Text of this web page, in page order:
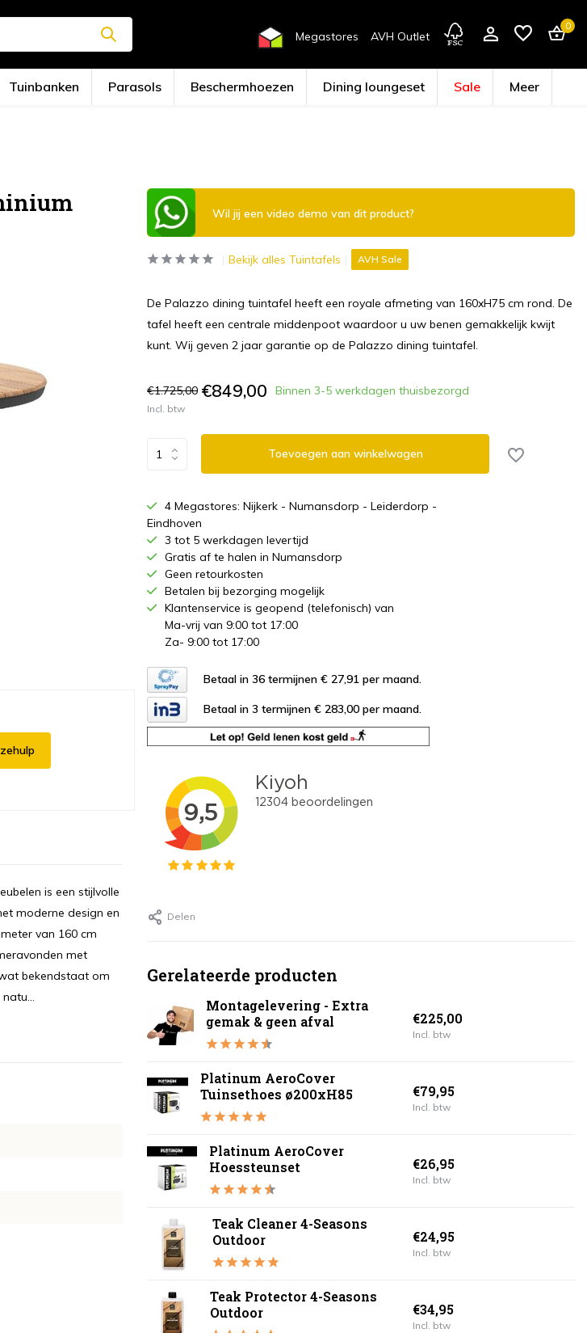
Megastores AVH Outlet
0
Tuinbanken Parasols Beschermhoezen Dining loungeset Sale Meer
is een stijlvolle
moderne design en
van 160 cm
met
bekendstaat om
Wil jij een video demo van dit product?
Bekijk alles Tuintafels AVH Sale
De Palazzo dining tuintafel heeft een royale afmeting van 160xH75 cm rond. De
tafel heeft een centrale middenpoot waardoor u uw benen gemakkelijk kwijt
kunt. Wij geven 2 jaar garantie op de Palazzo dining tuintafel.
€1.725,00 €849,00 Binnen 3-5 werkdagen thuisbezorgd
Incl. btw
Toevoegen aan winkelwagen
4 Megastores: Nijkerk - Numansdorp - Leiderdorp -
Eindhoven
3 tot 5 werkdagen levertijd
Gratis af te halen in Numansdorp
Geen retourkosten
Betalen bij bezorging mogelijk
Klantenservice is geopend (telefonisch) van
Ma-vrij van 9:00 tot 17:00
Za- 9:00 tot 17:00
Betaal in 36 termijnen € 27,91 per maand.
Betaal in 3 termijnen € 283,00 per maand.
Delen
Gerelateerde producten
Montagelevering - Extra
gemak & geen afval
€225,00
Incl. btw
Platinum AeroCover
Tuinsethoes ø200xH85
€79,95
Incl. btw
Platinum AeroCover
Hoessteunset
€26,95
Incl. btw
Teak Cleaner 4-Seasons
Outdoor
€24,95
Incl. btw
Teak Protector 4-Seasons
Outdoor
€34,95
Incl. btw